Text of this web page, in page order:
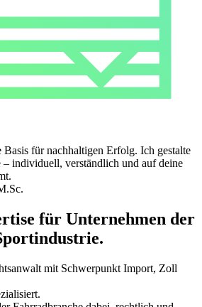
Basis für nachhaltigen Erfolg. Ich gestalte
– individuell, verständlich und auf deine
für Unternehmen der